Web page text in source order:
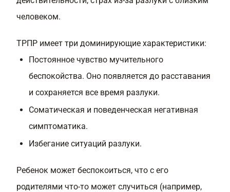
человеком.
ТРПР имеет три доминирующие характеристики:
Постоянное чувство мучительного
беспокойства. Оно появляется до расставания
и сохраняется все время разлуки.
Соматическая и поведенческая негативная
симптоматика.
Избегание ситуаций разлуки.
Ребенок может беспокоиться, что с его
родителями что-то может случиться (например,